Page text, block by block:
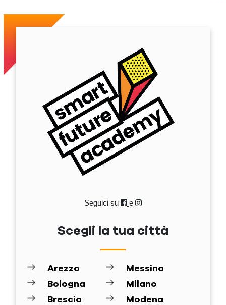
Seguici su e
Scegli la tua città
Arezzo
Bologna
Brescia
Messina
Milano
Modena